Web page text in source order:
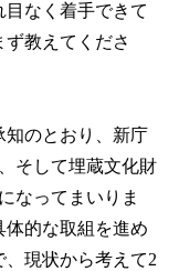
なく着手できて
教えてくださ
知のとおり、新庁
そして埋蔵文化財
なってまいりま
的な取組を進め
現状から考えて2